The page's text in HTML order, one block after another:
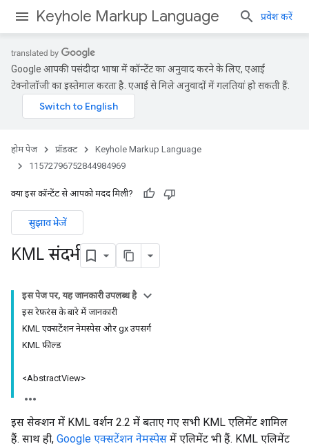
Keyhole Markup Language प्रवेश करें
Google आपकी पसंदीदा भाषा में कॉन्टेंट का अनुवाद करने के लिए, एआई
टेक्नोलॉजी का इस्तेमाल करता है. एआई से मिले अनुवादों में गलतियां हो सकती हैं.
होम पेज प्रॉडक्ट
Keyhole Markup Language
11572796752844984969
क्या इस कॉन्टेंट से आपको मदद मिली?
सुझाव भेजें
KML संदर्भ
इस पेज पर, यह जानकारी उपलब्ध है
इस रेफ़रंस के बारे में जानकारी
KML एक्सटेंशन नेमस्पेस और gx उपसर्ग
KML फ़ील्ड
<AbstractView>
इस सेक्शन में KML वर्शन 2.2 में बताए गए सभी KML एलिमेंट शामिल
हैं. साथ ही, Google एक्सटेंशन नेमस्पेस में एलिमेंट भी हैं. KML एलिमेंट